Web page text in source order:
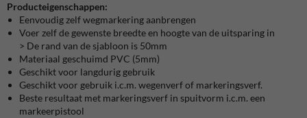
Producteigenschappen:
Eenvoudig zelf wegmarkering aanbrengen
Voer zelf de gewenste breedte en hoogte van de uitsparing in
> De rand van de sjabloon is 50mm
Materiaal geschuimd PVC (5mm)
Geschikt voor langdurig gebruik
Geschikt voor gebruik i.c.m. wegenverf of markeringsverf.
Beste resultaat met markeringsverf in spuitvorm i.c.m. een
markeerpistool